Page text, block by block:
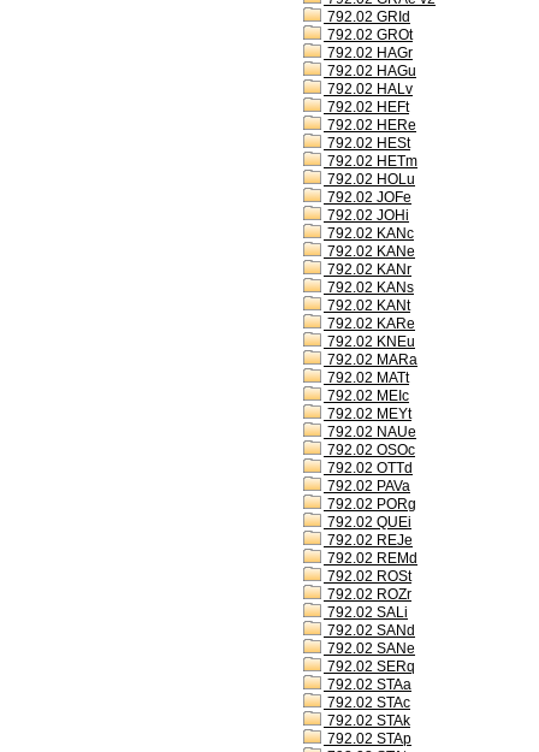
792.02 GRId
792.02 GROt
792.02 HAGr
792.02 HAGu
792.02 HALv
792.02 HEFt
792.02 HERe
792.02 HESt
792.02 HETm
792.02 HOLu
792.02 JOFe
792.02 JOHi
792.02 KANc
792.02 KANe
792.02 KANr
792.02 KANs
792.02 KANt
792.02 KARe
792.02 KNEu
792.02 MARa
792.02 MATt
792.02 MEIc
792.02 MEYt
792.02 NAUe
792.02 OSOc
792.02 OTTd
792.02 PAVa
792.02 PORg
792.02 QUEi
792.02 REJe
792.02 REMd
792.02 ROSt
792.02 ROZr
792.02 SALi
792.02 SANd
792.02 SANe
792.02 SERq
792.02 STAa
792.02 STAc
792.02 STAk
792.02 STAp